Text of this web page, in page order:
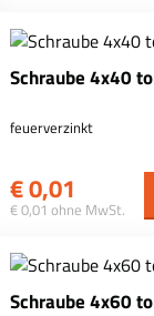
Schraube 4x40
feuerverzinkt
€0,01
€ 0,01 ohne MwSt.
Schraube 4x60